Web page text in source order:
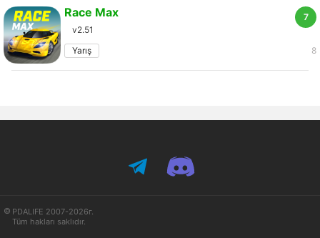
7
Race Max
v2.51
Yarış
8
PDALIFE 2007-2026г.
Tüm hakları saklıdır.